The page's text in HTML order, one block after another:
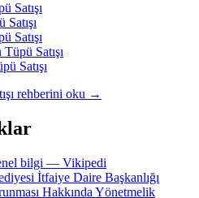
Satışı
Satışı
Satışı
Satışı
rehberini oku →
bilgi — Vikipedi
İtfaiye Daire Başkanlığı
Hakkında Yönetmelik